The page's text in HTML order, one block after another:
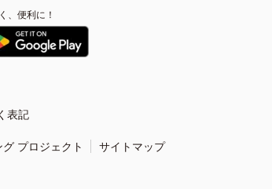
、便利に！
表記
プロジェクト サイトマップ